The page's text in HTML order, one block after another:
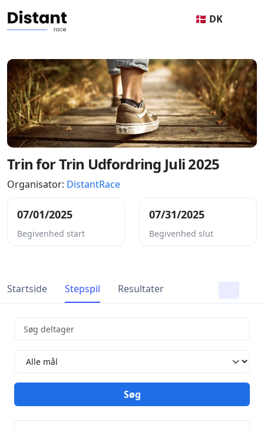
🇩🇰 DK
Trin for Trin Udfordring Juli 2025
Organisator: DistantRace
07/01/2025
Begivenhed start
07/31/2025
Begivenhed slut
Startside Stepspil Resultater